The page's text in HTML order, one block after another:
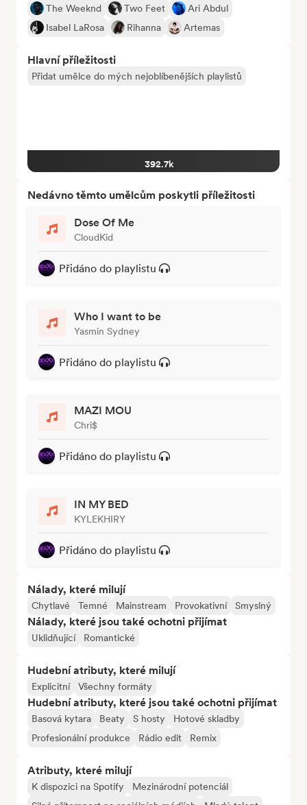
The Weeknd Two Feet
Ari Abdul
Isabel LaRosa
Rihanna Artemas
Hlavní příležitosti
Přidat umělce do mých nejoblíbenějších playlistů
392.7k
Nedávno těmto umělcům poskytli příležitosti
Dose Of Me
CloudKid
Přidáno do playlistu
Who I want to be
Yasmin Sydney
Přidáno do playlistu
MAZI MOU
Chri$
Přidáno do playlistu
IN MY BED
KYLEKHIRY
Přidáno do playlistu
Nálady, které milují
Chytlavé Temné Mainstream Provokativní Smyslný
Nálady, které jsou také ochotni přijímat
Uklidňující Romantické
Hudební atributy, které milují
Explicitní Všechny formáty
Hudební atributy, které jsou také ochotni přijímat
Basová kytara Beaty S hosty
Hotové skladby
Profesionální produkce
Rádio edit Remix
Atributy, které milují
K dispozici na Spotify
Mezinárodní potenciál